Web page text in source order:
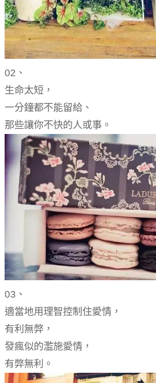
02、
生命太短，
一分鐘都不能留給、
那些讓你不快的人或事。
03、
適當地用理智控制住愛情，
有利無弊，
發瘋似的濫施愛情，
有弊無利。